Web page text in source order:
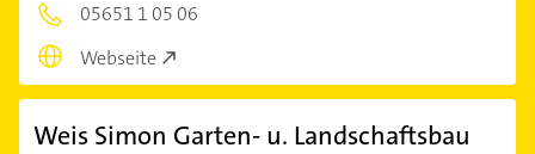
05651 1 05 06
Webseite
Weis Simon Garten- u. Landschaftsbau